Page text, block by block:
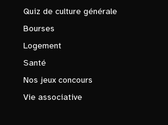
Quiz de culture générale
Bourses
Logement
Santé
Nos jeux concours
Vie associative